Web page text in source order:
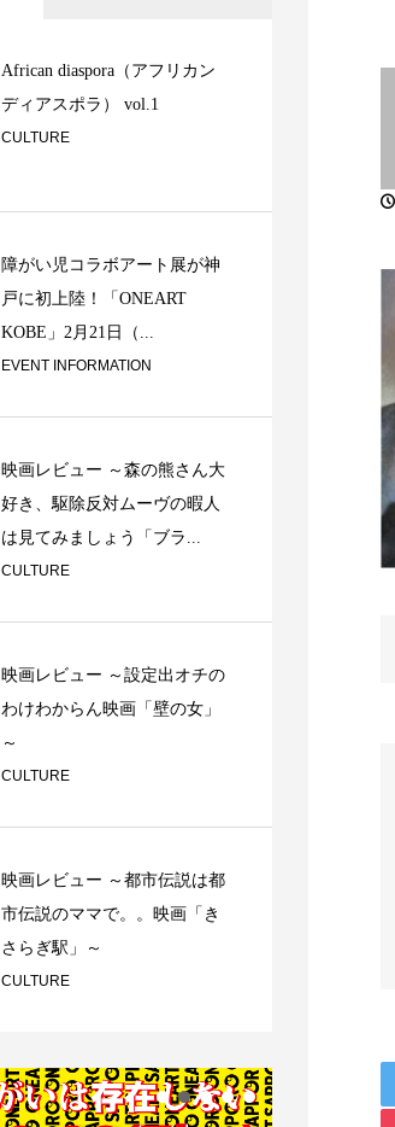
サックス啓太郎の燗無量...
春の詩
African diaspora（アフリカン
ディアスポラ） vol.1
CULTURE
障がい児コラボアート展が神
戸に初上陸！「ONEART
KOBE」2月21日（...
EVENT INFORMATION
映画レビュー ～森の熊さん大
好き、駆除反対ムーヴの暇人
は見てみましょう「ブラ...
CULTURE
映画レビュー ～設定出オチの
わけわからん映画「壁の女」
～
CULTURE
映画レビュー ～都市伝説は都
市伝説のママで。。映画「き
さらぎ駅」～
CULTURE